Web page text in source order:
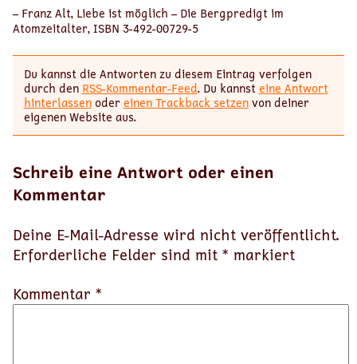
– Franz Alt, Liebe ist möglich – Die Bergpredigt im
Atomzeitalter, ISBN 3-492-00729-5
Du kannst die Antworten zu diesem Eintrag verfolgen
durch den RSS-Kommentar-Feed. Du kannsteine Antwort
hinterlassenodereinen Trackback setzenvon deiner
eigenen Website aus.
Schreib eine Antwort oder einen
Kommentar
Deine E-Mail-Adresse wird nicht veröffentlicht.
Erforderliche Felder sind mit * markiert
Kommentar *